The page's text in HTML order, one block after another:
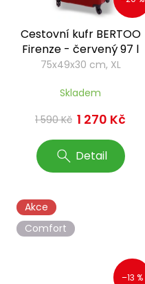
Cestovní kufr BERTOO
Firenze - červený 97 l
75x49x30 cm, XL
Skladem
1 590 Kč 1 270 Kč
Detail
Akce
Comfort
–13 %